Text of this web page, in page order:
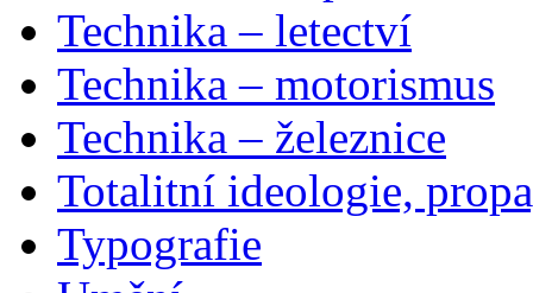
Technika – letectví
Technika – motorismus
Technika – železnice
Totalitní ideologie,
Typografie